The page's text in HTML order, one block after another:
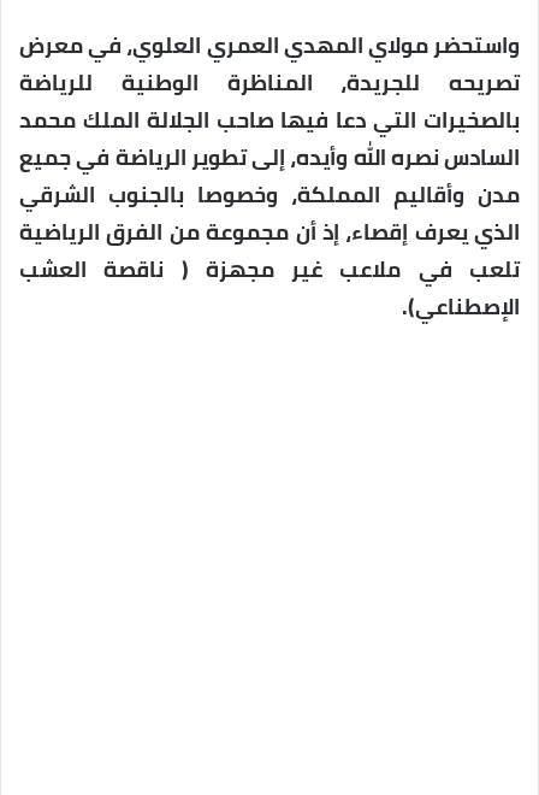
واستحضر مولاي المهدي العمري العلوي، في معرض
تصريحه للجريدة، المناظرة الوطنية للرياضة
بالصخيرات التي دعا فيها صاحب الجلالة الملك محمد
السادس نصره الله وأيده، إلى تطوير الرياضة في جميع
مدن وأقاليم المملكة، وخصوصا بالجنوب الشرقي
الذي يعرف إقصاء، إذ أن مجموعة من الفرق الرياضية
تلعب في ملاعب غير مجهزة ( ناقصة العشب
الإصطناعي).